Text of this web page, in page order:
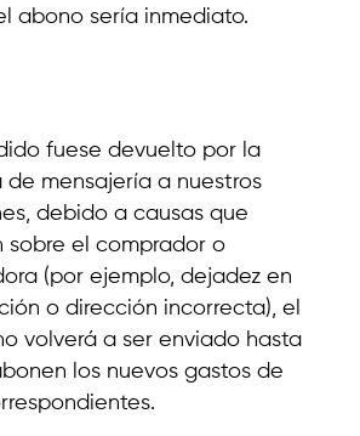
abono sería inmediato.
fuese devuelto por la
de mensajería a nuestros
debido a causas que
sobre el comprador o
(por ejemplo, dejadez en
o dirección incorrecta), el
volverá a ser enviado hasta
los nuevos gastos de